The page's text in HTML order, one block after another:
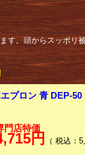
す。頭からスッポリ
プロン 青 DEP-
門店特価
円 （ 税込：